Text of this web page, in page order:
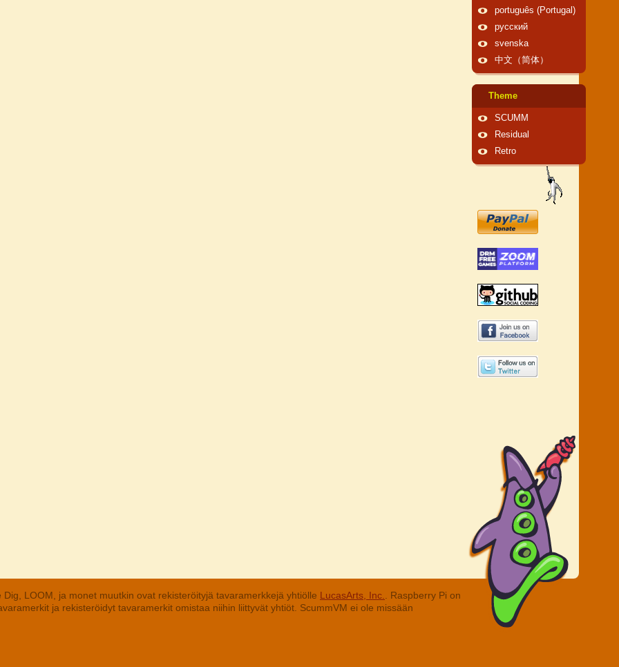
português (Portugal)
русский
svenska
中文（简体）
Theme
SCUMM
Residual
Retro
LOOM, ja monet muutkin ovat rekisteröityjä tavaramerkkejä yhtiölle LucasArts, Inc.
. Raspberry Pi on
ja rekisteröidyt tavaramerkit omistaa niihin liittyvät yhtiöt. ScummVM ei ole missään